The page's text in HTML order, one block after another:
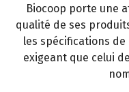
Biocoop porte une
qualité de ses
les spécifications
exigeant que celui